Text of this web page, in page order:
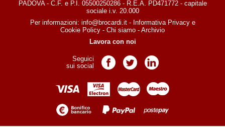
PADOVA - C.F. e P.I. 05500250286 - R.E.A. PD471772 - capitale
sociale i.v. 20.000
Per informazioni: info@brocardi.it- Informativa Privacye
Cookie Policy - Chi siamo - Archivio
Lavora con noi
Seguici
sui social
Pagina Facebook
Pagina TwitterPagina LinkedIn